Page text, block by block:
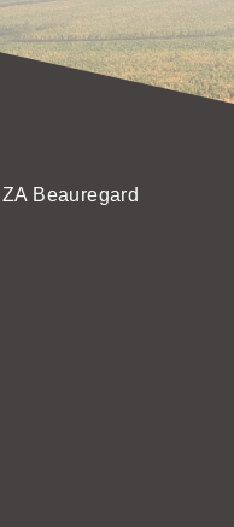
Beauregard